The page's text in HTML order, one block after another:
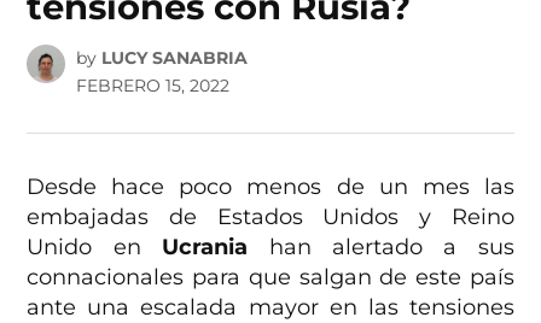
by LUCY SANABRIA
FEBRERO 15, 2022
Desde hace poco menos de un mes las
embajadas de Estados Unidos y Reino
Unido en Ucrania han alertado a sus
connacionales para que salgan de este país
ante una escalada mayor en las tensiones